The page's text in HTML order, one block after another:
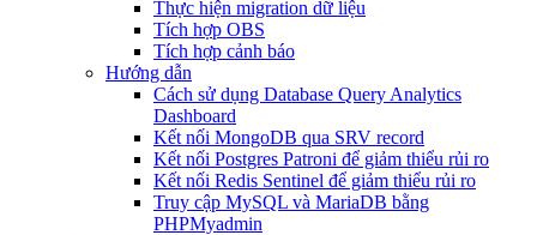
Thực hiện migration dữ liệu
Tích hợp OBS
Tích hợp cảnh báo
Hướng dẫn
Cách sử dụng Database Query Analytics
Dashboard
Kết nối MongoDB qua SRV record
Kết nối Postgres Patroni để giảm thiểu rủi ro
Kết nối Redis Sentinel để giảm thiểu rủi ro
Truy cập MySQL và MariaDB bằng
PHPMyadmin